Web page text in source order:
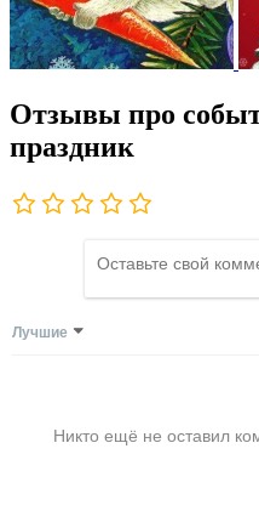
Отзывы про
праздник
Лучшие
Никто ещё не оставил